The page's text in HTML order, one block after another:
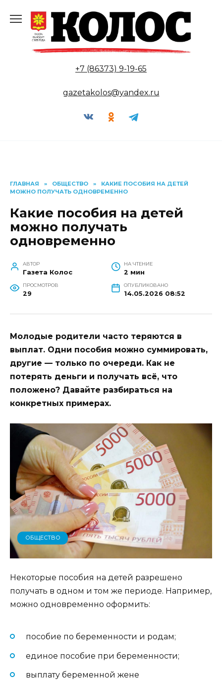
содержанию
+7 (86373) 9-19-65
gazetakolos@yandex.ru
ГЛАВНАЯ » ОБЩЕСТВО »
КАКИЕ ПОСОБИЯ НА ДЕТЕЙ
МОЖНО ПОЛУЧАТЬ ОДНОВРЕМЕННО
Какие пособия на детей
можно получать
одновременно
АВТОР
Газета Колос
НА ЧТЕНИЕ
2 мин
ПРОСМОТРОВ
29
ОПУБЛИКОВАНО
14.05.2026 08:52
Молодые родители часто теряются в
выплат. Одни пособия можно суммировать,
другие — только по очереди. Как не
потерять деньги и получать всё, что
положено? Давайте разбираться на
конкретных примерах.
ОБЩЕСТВО
Некоторые пособия на детей разрешено
получать в одном и том же периоде. Например,
можно одновременно оформить:
пособие по беременности и родам;
единое пособие при беременности;
выплату беременной жене